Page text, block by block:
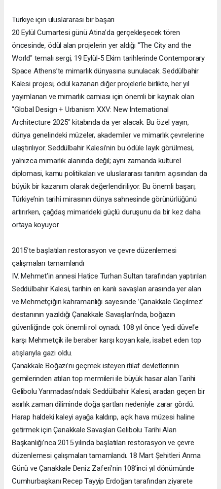
Türkiye için uluslararası bir başarı
20 Eylül Cumartesi günü Atina’da gerçekleşecek tören
öncesinde, ödül alan projelerin yer aldığı "The City and the
World" temalı sergi, 19 Eylül-5 Ekim tarihlerinde Contemporary
Space Athens’te mimarlık dünyasına sunulacak. Seddülbahir
Kalesi projesi, ödül kazanan diğer projelerle birlikte, her yıl
yayımlanan ve mimarlık camiası için önemli bir kaynak olan
"Global Design + Urbanism XXV: New International
Architecture 2025" kitabında da yer alacak. Bu özel yayın,
dünya genelindeki müzeler, akademiler ve mimarlık çevrelerine
ulaştırılıyor. Seddülbahir Kalesi’nin bu ödüle layık görülmesi,
yalnızca mimarlık alanında değil; aynı zamanda kültürel
diplomasi, kamu politikaları ve uluslararası tanıtım açısından da
büyük bir kazanım olarak değerlendiriliyor. Bu önemli başarı,
Türkiye’nin tarihî mirasının dünya sahnesinde görünürlüğünü
artırırken, çağdaş mimarideki güçlü duruşunu da bir kez daha
ortaya koyuyor.
2015’te başlatılan restorasyon ve çevre düzenlemesi
çalışmaları tamamlandı
IV. Mehmet’in annesi Hatice Turhan Sultan tarafından yaptırılan
Seddülbahir Kalesi, tarihin en kanlı savaşları arasında yer alan
ve Mehmetçiğin kahramanlığı sayesinde ’Çanakkale Geçilmez’
destanının yazıldığı Çanakkale Savaşları’nda, boğazın
güvenliğinde çok önemli rol oynadı. 108 yıl önce ’yedi düvel’e
karşı Mehmetçik ile beraber karşı koyan kale, isabet eden top
atışlarıyla gazi oldu.
Çanakkale Boğazı’nı geçmek isteyen itilaf devletlerinin
gemilerinden atılan top mermileri ile büyük hasar alan Tarihi
Gelibolu Yarımadası’ndaki Seddülbahir Kalesi, aradan geçen bir
asırlık zaman diliminde doğa şartları nedeniyle zarar gördü.
Harap haldeki kaleyi ayağa kaldırıp, açık hava müzesi haline
getirmek için Çanakkale Savaşları Gelibolu Tarihi Alan
Başkanlığı’nca 2015 yılında başlatılan restorasyon ve çevre
düzenlemesi çalışmaları tamamlandı. 18 Mart Şehitleri Anma
Günü ve Çanakkale Deniz Zaferi’nin 108’inci yıl dönümünde
Cumhurbaşkanı Recep Tayyip Erdoğan tarafından ziyarete